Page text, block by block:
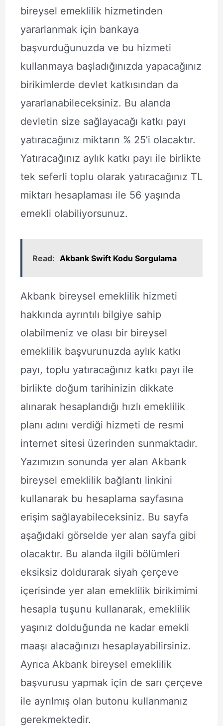
bireysel emeklilik hizmetinden
yararlanmak için bankaya
başvurduğunuzda ve bu hizmeti
kullanmaya başladığınızda yapacağınız
birikimlerde devlet katkısından da
yararlanabileceksiniz. Bu alanda
devletin size sağlayacağı katkı payı
yatıracağınız miktarın % 25’i olacaktır.
Yatıracağınız aylık katkı payı ile birlikte
tek seferli toplu olarak yatıracağınız TL
miktarı hesaplaması ile 56 yaşında
emekli olabiliyorsunuz.
Read: Akbank Swift Kodu Sorgulama
Akbank bireysel emeklilik hizmeti
hakkında ayrıntılı bilgiye sahip
olabilmeniz ve olası bir bireysel
emeklilik başvurunuzda aylık katkı
payı, toplu yatıracağınız katkı payı ile
birlikte doğum tarihinizin dikkate
alınarak hesaplandığı hızlı emeklilik
planı adını verdiği hizmeti de resmi
internet sitesi üzerinden sunmaktadır.
Yazımızın sonunda yer alan Akbank
bireysel emeklilik bağlantı linkini
kullanarak bu hesaplama sayfasına
erişim sağlayabileceksiniz. Bu sayfa
aşağıdaki görselde yer alan sayfa gibi
olacaktır. Bu alanda ilgili bölümleri
eksiksiz doldurarak siyah çerçeve
içerisinde yer alan emeklilik birikimimi
hesapla tuşunu kullanarak, emeklilik
yaşınız dolduğunda ne kadar emekli
maaşı alacağınızı hesaplayabilirsiniz.
Ayrıca Akbank bireysel emeklilik
başvurusu yapmak için de sarı çerçeve
ile ayrılmış olan butonu kullanmanız
gerekmektedir.